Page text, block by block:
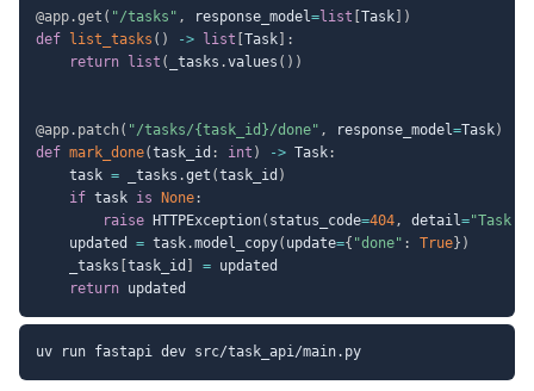
@app.get ( "/tasks" , response_model=list Task
)
def
list_tasks ( ) -> list Task
:
return
list ( _tasks .values ( ) )
@app. patch( "/tasks/{task_id}/done" , response_model=Task)
def mark_done(task_id : int ) -> Task:
    task
= _tasks .get (task_id )
if task is None:
raise HTTPException( status_code=404, detail="Task
    updated
= task.model_copy( update={ "done" : True} )
    _tasks
task_id = updated
return